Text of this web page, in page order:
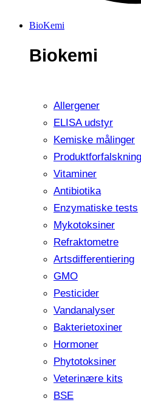
BioKemi
Biokemi
Allergener
ELISA udstyr
Kemiske målinger
Produktforfalskning
Vitaminer
Antibiotika
Enzymatiske tests
Mykotoksiner
Refraktometre
Artsdifferentiering
GMO
Pesticider
Vandanalyser
Bakterietoxiner
Hormoner
Phytotoksiner
Veterinære kits
BSE